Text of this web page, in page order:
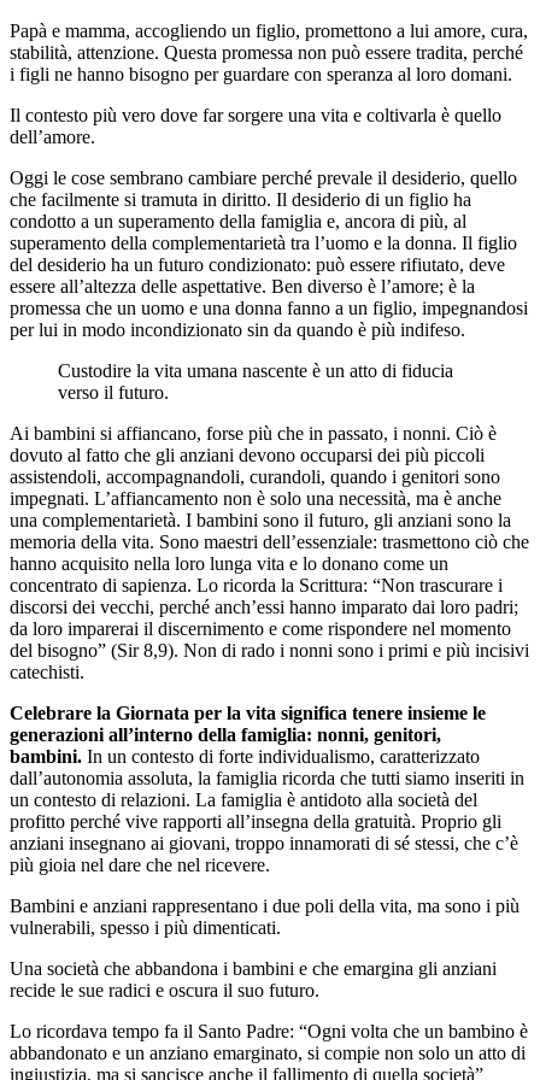
Papà e mamma, accogliendo un figlio, promettono a lui amore, cura,
stabilità, attenzione. Questa promessa non può essere tradita, perché
i figli ne hanno bisogno per guardare con speranza al loro domani.
Il contesto più vero dove far sorgere una vita e coltivarla è quello
dell’amore.
Oggi le cose sembrano cambiare perché prevale il desiderio, quello
che facilmente si tramuta in diritto. Il desiderio di un figlio ha
condotto a un superamento della famiglia e, ancora di più, al
superamento della complementarietà tra l’uomo e la donna. Il figlio
del desiderio ha un futuro condizionato: può essere rifiutato, deve
essere all’altezza delle aspettative. Ben diverso è l’amore; è la
promessa che un uomo e una donna fanno a un figlio, impegnandosi
per lui in modo incondizionato sin da quando è più indifeso.
Custodire la vita umana nascente è un atto di fiducia
verso il futuro.
Ai bambini si affiancano, forse più che in passato, i nonni. Ciò è
dovuto al fatto che gli anziani devono occuparsi dei più piccoli
assistendoli, accompagnandoli, curandoli, quando i genitori sono
impegnati. L’affiancamento non è solo una necessità, ma è anche
una complementarietà. I bambini sono il futuro, gli anziani sono la
memoria della vita. Sono maestri dell’essenziale: trasmettono ciò che
hanno acquisito nella loro lunga vita e lo donano come un
concentrato di sapienza. Lo ricorda la Scrittura: “Non trascurare i
discorsi dei vecchi, perché anch’essi hanno imparato dai loro padri;
da loro imparerai il discernimento e come rispondere nel momento
del bisogno” (Sir 8,9). Non di rado i nonni sono i primi e più incisivi
catechisti.
Celebrare la Giornata per la vita significa tenere insieme le
generazioni all’interno della famiglia: nonni, genitori,
bambini. In un contesto di forte individualismo, caratterizzato
dall’autonomia assoluta, la famiglia ricorda che tutti siamo inseriti in
un contesto di relazioni. La famiglia è antidoto alla società del
profitto perché vive rapporti all’insegna della gratuità. Proprio gli
anziani insegnano ai giovani, troppo innamorati di sé stessi, che c’è
più gioia nel dare che nel ricevere.
Bambini e anziani rappresentano i due poli della vita, ma sono i più
vulnerabili, spesso i più dimenticati.
Una società che abbandona i bambini e che emargina gli anziani
recide le sue radici e oscura il suo futuro.
Lo ricordava tempo fa il Santo Padre: “Ogni volta che un bambino è
abbandonato e un anziano emarginato, si compie non solo un atto di
ingiustizia, ma si sancisce anche il fallimento di quella società”